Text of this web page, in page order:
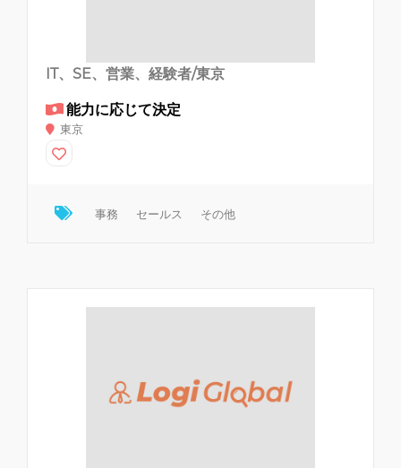
IT、SE、営業、経験者/東京
能力に応じて決定
東京
事務 セールス その他